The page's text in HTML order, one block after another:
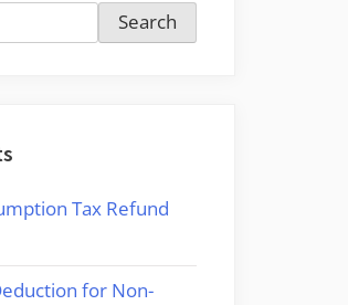
Search
Tax Refund
for Non-